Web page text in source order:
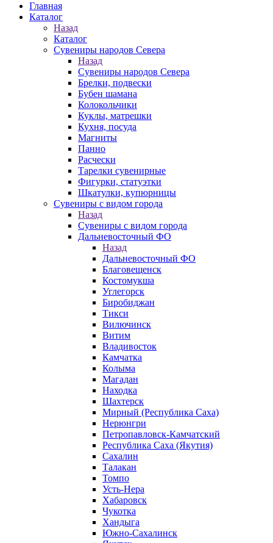
Главная
Каталог
Назад
Каталог
Сувениры народов Севера
Назад
Сувениры народов Севера
Брелки, подвески
Бубен шамана
Колокольчики
Куклы, матрешки
Кухня, посуда
Магниты
Панно
Расчески
Тарелки сувенирные
Фигурки, статуэтки
Шкатулки, купюрницы
Сувениры с видом города
Назад
Сувениры с видом города
Дальневосточный ФО
Назад
Дальневосточный ФО
Благовещенск
Костомукша
Углегорск
Биробиджан
Тикси
Вилючинск
Витим
Владивосток
Камчатка
Колыма
Магадан
Находка
Шахтерск
Мирный (Республика Саха)
Нерюнгри
Петропавловск-Камчатский
Республика Саха (Якутия)
Сахалин
Талакан
Томпо
Усть-Нера
Хабаровск
Чукотка
Хандыга
Южно-Сахалинск